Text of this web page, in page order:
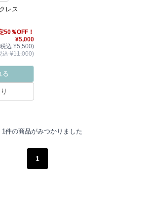
レス
50％OFF！
¥5,000
込 ¥5,500)
込 ¥11,000)
る
1件の商品がみつかりました
1